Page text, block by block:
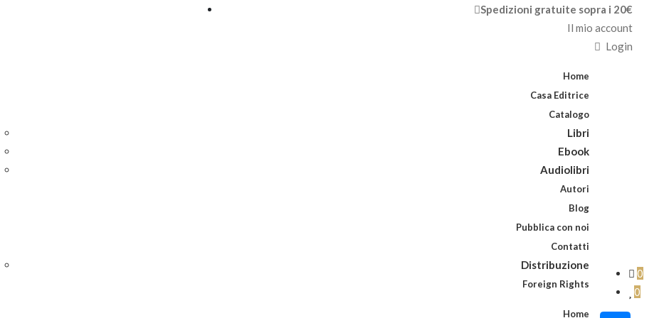
Spedizioni gratuite sopra i 20€
Il mio account
Login
Home
Casa Editrice
Catalogo
Libri
Ebook
Audiolibri
Autori
Blog
Pubblica con noi
Contatti
Distribuzione
Foreign Rights
Home
0
0